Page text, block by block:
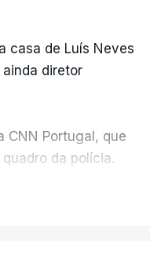
casa de Luís Neves
diretor
CNN Portugal, que
da polícia.